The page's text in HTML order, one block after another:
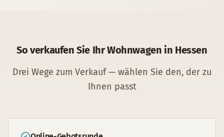
So verkaufen Sie IhrWohnwagen in Hessen
Drei Wege zum Verkauf — wählen Sie den, der zu
Ihnen passt